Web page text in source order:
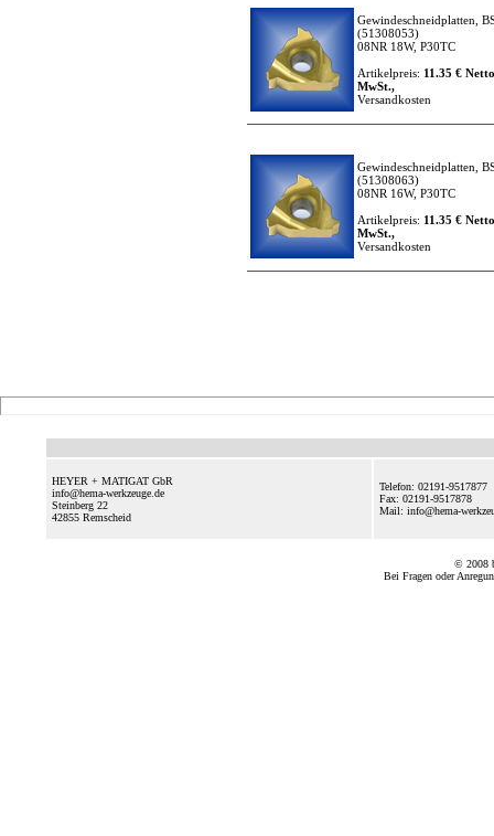
Gewindeschneidplatten,
(51308053)
08NR 18W, P30TC
Artikelpreis: 11.35 €
MwSt.,
Versandkosten
Gewindeschneidplatten,
(51308063)
08NR 16W, P30TC
Artikelpreis: 11.35 €
MwSt.,
Versandkosten
HEYER + MATIGAT GbR
info@hema-werkzeuge.de
Steinberg 22
42855 Remscheid
Telefon: 02191-9517877
Fax: 02191-9517878
Mail: info@hema-
© 2008
Bei Fragen oder